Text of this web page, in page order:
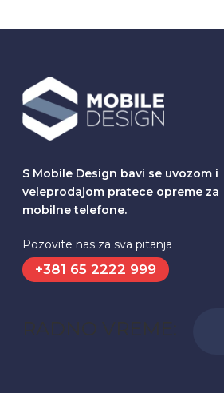
S Mobile Design bavi se uvozom i
veleprodajom pratece opreme za
mobilne telefone.
Pozovite nas za sva pitanja
+381 65 2222 999
RADNO VREME: